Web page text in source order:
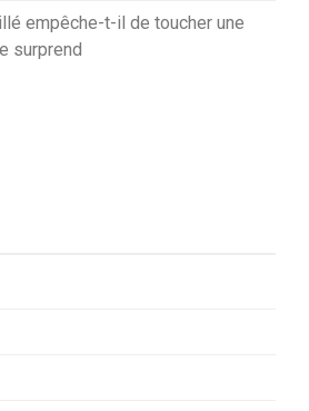
empêche-t-il de toucher une
surprend